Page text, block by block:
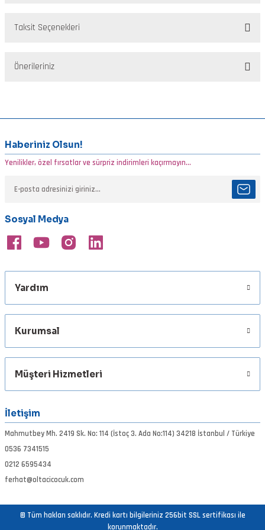
Taksit Seçenekleri
Önerileriniz
Ürün resmi kalitesiz, bozuk veya görüntülenemiyor.
Ürün açıklamasında eksik bilgiler bulunuyor.
Ürün fiyatı diğer sitelerden daha pahalı.
Bu ürüne benzer farklı alternatifler olmalı.
Gönder
Haberiniz Olsun!
Yenilikler, özel fırsatlar ve sürpriz indirimleri kaçırmayın...
Sosyal Medya
Yardım
Kurumsal
Müşteri Hizmetleri
İletişim
Mahmutbey Mh. 2419 Sk. No: 114 (İstoç 3. Ada No:114) 34218 İstanbul / Türkiye
0536 7341515
0212 6595434
ferhat@oltacicocuk.com
© Tüm hakları saklıdır. Kredi kartı bilgileriniz 256bit SSL sertifikası ile
korunmaktadır.